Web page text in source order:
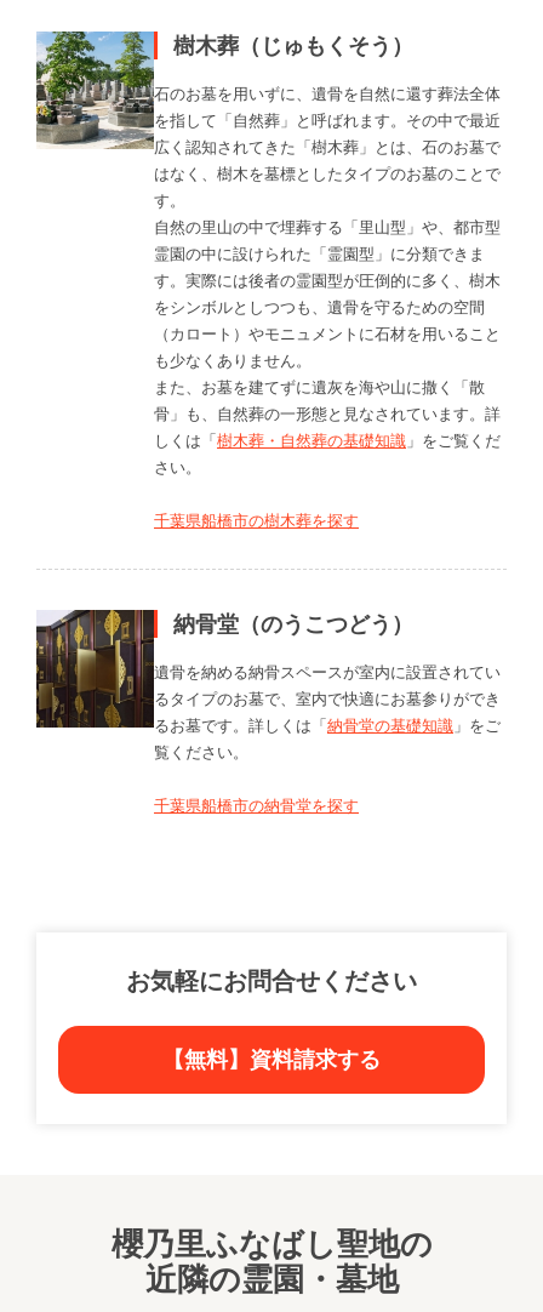
樹木葬（じゅもくそう）
石のお墓を用いずに、遺骨を自然に還す葬法全体
を指して「自然葬」と呼ばれます。その中で最近
広く認知されてきた「樹木葬」とは、石のお墓で
はなく、樹木を墓標としたタイプのお墓のことで
す。
自然の里山の中で埋葬する「里山型」や、都市型
霊園の中に設けられた「霊園型」に分類できま
す。実際には後者の霊園型が圧倒的に多く、樹木
をシンボルとしつつも、遺骨を守るための空間
（カロート）やモニュメントに石材を用いること
も少なくありません。
また、お墓を建てずに遺灰を海や山に撒く「散
骨」も、自然葬の一形態と見なされています。詳
しくは「樹木葬・自然葬の基礎知識 」をご覧くだ
さい。
千葉県船橋市の樹木葬を探す
納骨堂（のうこつどう）
遺骨を納める納骨スペースが室内に設置されてい
るタイプのお墓で、室内で快適にお墓参りができ
るお墓です。詳しくは「納骨堂の基礎知識 」をご
覧ください。
千葉県船橋市の納骨堂を探す
お気軽にお問合せください
【無料】資料請求する
櫻乃里ふなばし聖地の
近隣の霊園・墓地